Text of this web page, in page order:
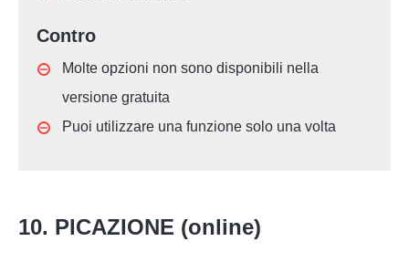
Contro
Molte opzioni non sono disponibili nella
versione gratuita
Puoi utilizzare una funzione solo una volta
10. PICAZIONE (online)